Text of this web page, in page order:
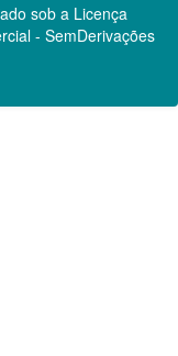
sob a Licença
- SemDerivações